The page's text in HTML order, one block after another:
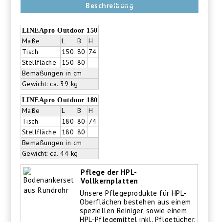
Beschreibung
LINEApro Outdoor 150
Maße L B
H
Tisch
150 80 74
Stellfläche
150 80
Bemaßungen in cm
Gewicht: ca. 39 kg
LINEApro Outdoor 180
Maße L B
H
Tisch
180 80 74
Stellfläche
180 80
Bemaßungen in cm
Gewicht: ca. 44 kg
Pflege der HPL-
Vollkernplatten
Unsere Pflegeprodukte für HPL-
Oberflächen bestehen aus einem
speziellen Reiniger, sowie einem
HPL-Pflegemittel inkl. Pflgetücher.